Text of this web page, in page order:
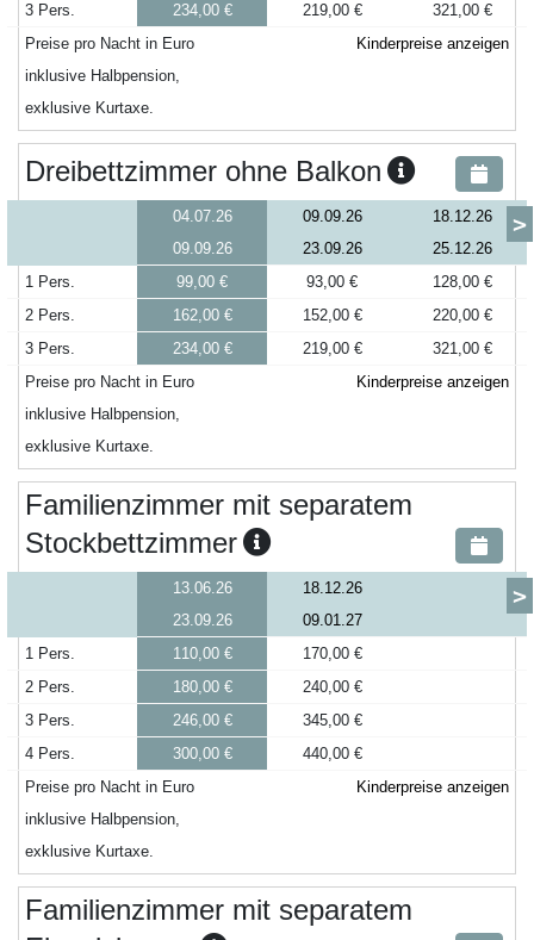
3 Pers.
234,00 € 219,00 €
321,00 €
Preise pro Nacht in Euro
inklusive Halbpension,
exklusive Kurtaxe.
Kinderpreise anzeigen
Dreibettzimmer ohne Balkon
>
04.07.26
09.09.26
09.09.26
23.09.26
18.12.26
25.12.26
1 Pers.
99,00 € 93,00 €
128,00 €
2 Pers.
162,00 € 152,00 €
220,00 €
3 Pers.
234,00 € 219,00 €
321,00 €
Preise pro Nacht in Euro
inklusive Halbpension,
exklusive Kurtaxe.
Kinderpreise anzeigen
Familienzimmer mit separatem
Stockbettzimmer
>
13.06.26
23.09.26
18.12.26
09.01.27
1 Pers.
110,00 €
170,00 €
2 Pers.
180,00 €
240,00 €
3 Pers.
246,00 €
345,00 €
4 Pers.
300,00 €
440,00 €
Preise pro Nacht in Euro
inklusive Halbpension,
exklusive Kurtaxe.
Kinderpreise anzeigen
Familienzimmer mit separatem